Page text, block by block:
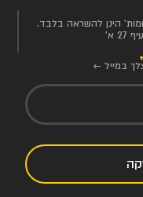
הינן להשראה בלבד.
א'
במייל ←